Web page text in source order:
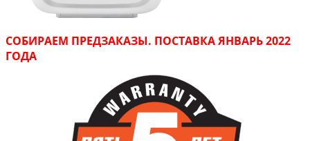
СОБИРАЕМ ПРЕДЗАКАЗЫ. ПОСТАВКА ЯНВАРЬ 2022
ГОДА